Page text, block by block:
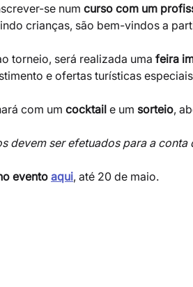
se num curso com um
crianças, são bem-vindos a
torneio, será realizada uma feira
e ofertas turísticas
com um cocktail e um sorteio,
devem ser efetuados para a conta
evento aqui, até 20 de maio.